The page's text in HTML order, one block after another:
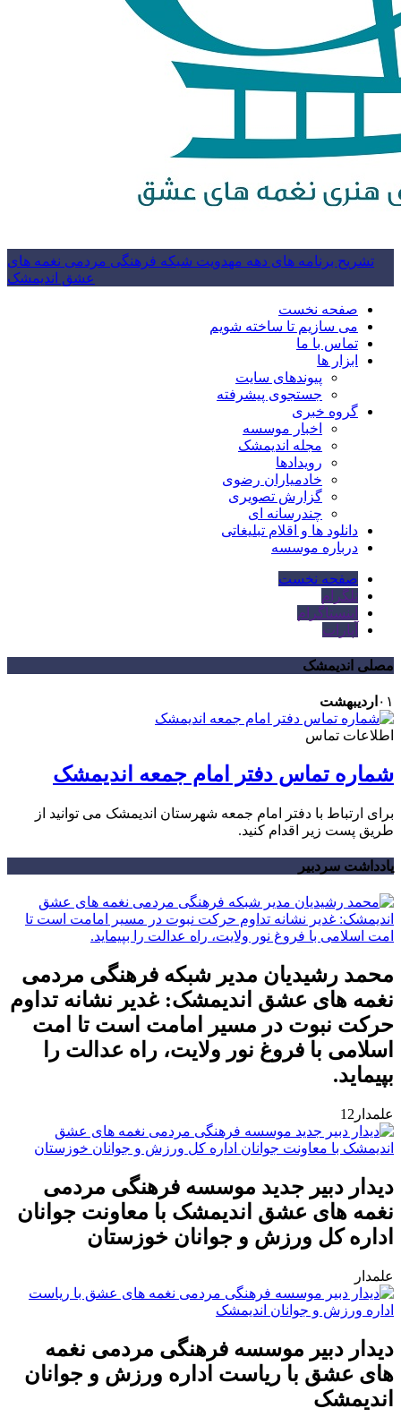
تشریح برنامه های دهه مهدویت شبکه فرهنگی مردمی نغمه های
عشق اندیمشک
صفحه نخست
می سازیم تا ساخته شویم
تماس با ما
ابزار ها
پیوندهای سایت
جستجوی پیشرفته
گروه خبری
اخبار موسسه
مجله اندیمشک
رویدادها
خادمیاران رضوی
گزارش تصویری
چندرسانه ای
دانلود ها و اقلام تبلیغاتی
درباره موسسه
صفحه نخست
تلگرام
اینستاگرام
آپارات
مصلی اندیمشک
۰۱ اردیبهشت
اطلاعات تماس
شماره تماس دفتر امام جمعه اندیمشک
برای ارتباط با دفتر امام جمعه شهرستان اندیمشک می توانید از
طریق پست زیر اقدام کنید.
یادداشت سردبیر
محمد رشیدیان مدیر شبکه فرهنگی مردمی
نغمه های عشق اندیمشک: غدیر نشانه تداوم
حرکت نبوت در مسیر امامت است تا امت
اسلامی با فروغ نور ولایت، راه عدالت را
بپیماید.
علمدار12
دیدار دبیر جدید موسسه فرهنگی مردمی
نغمه های عشق اندیمشک با معاونت جوانان
اداره کل ورزش و جوانان خوزستان
علمدار
دیدار دبیر موسسه فرهنگی مردمی نغمه
های عشق با ریاست اداره ورزش و جوانان
اندیمشک